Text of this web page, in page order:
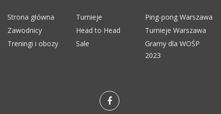
Strona główna Turnieje
Ping-pong Warszawa
Zawodnicy
Head to Head
Turnieje Warszawa
Treningi i obozy
Sale
Gramy dla WOŚP
2023